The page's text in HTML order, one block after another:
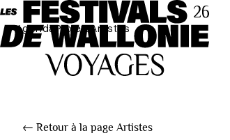
AgendaProjetsArtistes
← Retour à la page Artistes